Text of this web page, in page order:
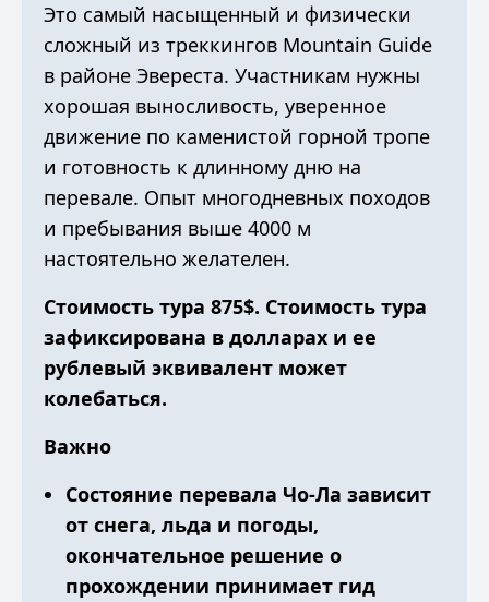
Это самый насыщенный и физически
сложный из треккингов Mountain Guide
в районе Эвереста. Участникам нужны
хорошая выносливость, уверенное
движение по каменистой горной тропе
и готовность к длинному дню на
перевале. Опыт многодневных походов
и пребывания выше 4000 м
настоятельно желателен.
Стоимость тура 875$. Стоимость тура
зафиксирована в долларах и ее
рублевый эквивалент может
колебаться.
Важно
Состояние перевала Чо-Ла зависит
от снега, льда и погоды,
окончательное решение о
прохождении принимает гид